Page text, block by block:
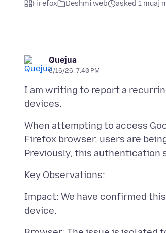
Firefox Dëshmi web asked 1 muaj
Quejua
6/16/26, 7:40 PM
I am writing to report a
When attempting to access
Firefox browser, users are
Impact: We have confirmed